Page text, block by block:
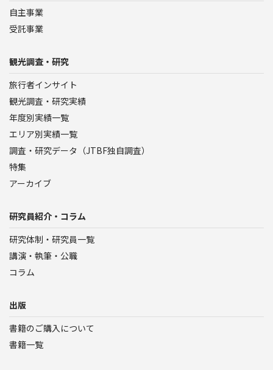
自主事業
受託事業
観光調査・研究
旅行者インサイト
観光調査・研究実績
年度別実績一覧
エリア別実績一覧
調査・研究データ（JTBF独自調査）
特集
アーカイブ
研究員紹介・コラム
研究体制・研究員一覧
講演・執筆・公職
コラム
出版
書籍のご購入について
書籍一覧